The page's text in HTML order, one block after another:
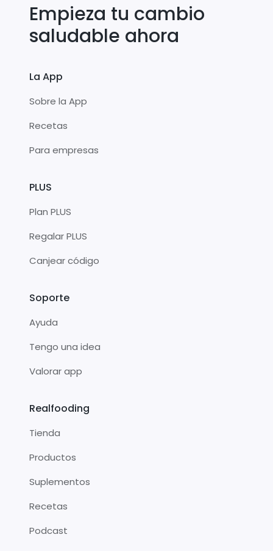
Empieza tu cambio
saludable ahora
La App
Sobre la App
Recetas
Para empresas
PLUS
Plan PLUS
Regalar PLUS
Canjear código
Soporte
Ayuda
Tengo una idea
Valorar app
Realfooding
Tienda
Productos
Suplementos
Recetas
Podcast